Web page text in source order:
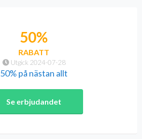
Utgick 2024-07-28
50%
RABATT
50% på nästan allt
Se erbjudandet